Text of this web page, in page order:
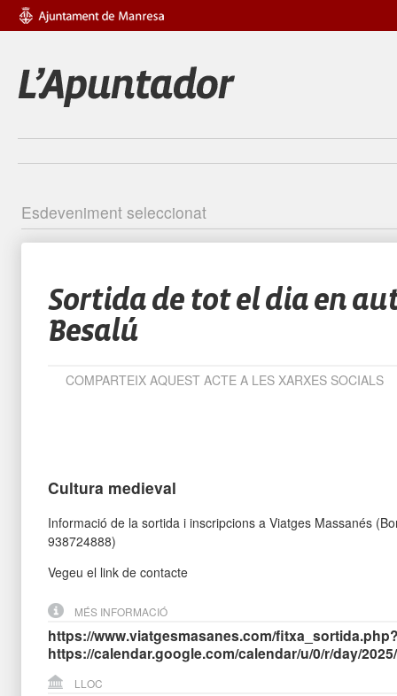
Esdeveniment seleccionat
Sortida de tot el dia en
Besalú
COMPARTEIX AQUEST ACTE A LES XARXES SOCIALS
Cultura medieval
Informació de la sortida i inscripcions a Viatges Massanés
938724888)
Vegeu el link de contacte
MÉS INFORMACIÓ
https://www.viatgesmasanes.com/
https://calendar.google.com/calendar/u/0/r/day/
LLOC